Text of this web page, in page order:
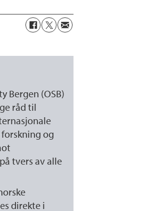
Bergen (OSB)
råd til
og
tvers av alle
direkte i